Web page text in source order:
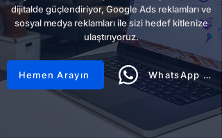
dijitalde güçlendiriyor, Google Ads reklamları ve
sosyal medya reklamları ile sizi hedef kitlenize
ulaştırıyoruz.
Hemen Arayın WhatsApp Hattı